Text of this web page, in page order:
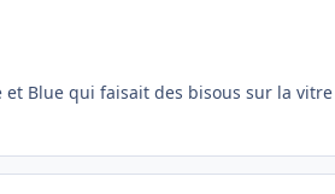
Blue qui faisait des bisous sur la